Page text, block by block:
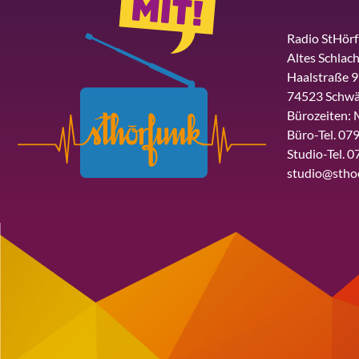
Radio
Altes
Haalstraße
74523
Bürozeiten:
Büro-Tel.
Studio-Tel.